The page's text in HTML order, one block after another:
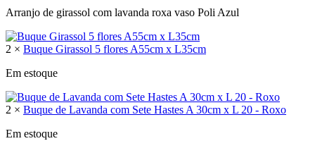
Arranjo de girassol com lavanda roxa vaso Poli Azul
2 × Buque Girassol 5 flores A55cm x L35cm
Em estoque
2 × Buque de Lavanda com Sete Hastes A 30cm x L 20 - Roxo
Em estoque